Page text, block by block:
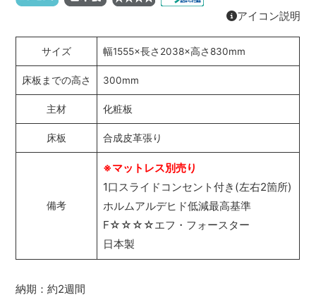
納期：約2週間
アイコン説明
サイズ 幅1555×長さ2038×高さ830mm
床板までの高さ 300mm
主材 化粧板
床板 合成皮革張り
備考
※マットレス別売り
1口スライドコンセント付き(左右2箇所)
ホルムアルデヒド低減最高基準
F☆☆☆☆エフ・フォースター
日本製